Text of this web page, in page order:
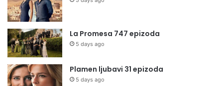
La Promesa 747 epizoda
5 days ago
Plamen ljubavi 31 epizoda
5 days ago